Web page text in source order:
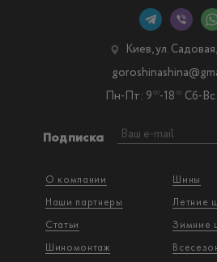
О компании
Наши партнеры
Статьи
Шиномонтаж
Шины
Летние
Зимние
Подписка
Киев, ул.
Пн-Пт: 9 00-18 00 Сб-